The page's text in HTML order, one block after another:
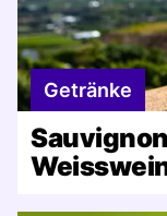
Getränke